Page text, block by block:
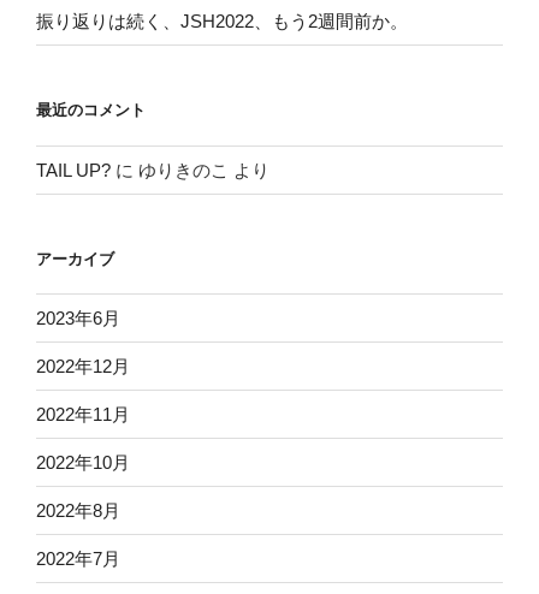
振り返りは続く、JSH2022、もう2週間前か。
最近のコメント
TAIL UP? に ゆりきのこ より
アーカイブ
2023年6月
2022年12月
2022年11月
2022年10月
2022年8月
2022年7月